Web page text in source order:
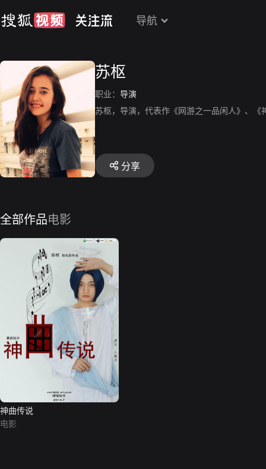
导航
苏枢
职业： 导演
苏枢，导演，代表作《网游之一品闲人》、《
分享
全部作品电影
神曲传说
电影